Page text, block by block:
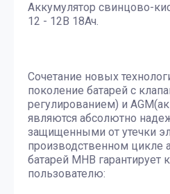
Аккумулятор свинцово-
12 - 12В 18Ач.
Сочетание новых
поколение батарей с
регулированием) и
являются абсолютно
защищенными от утечки
производственном цикле
батарей MHB гарантирует
пользователю: